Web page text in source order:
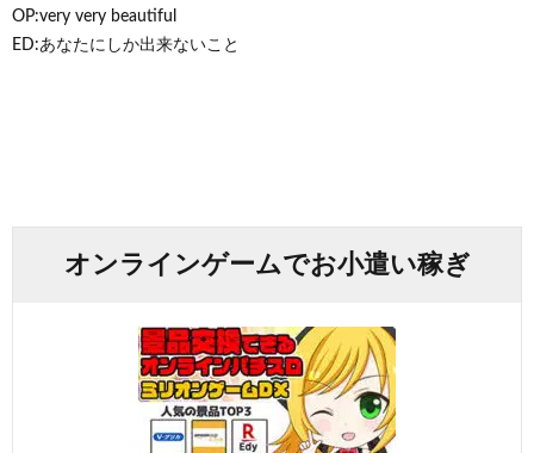
OP:very very beautiful
ED:あなたにしか出来ないこと
オンラインゲームでお小遣い稼ぎ